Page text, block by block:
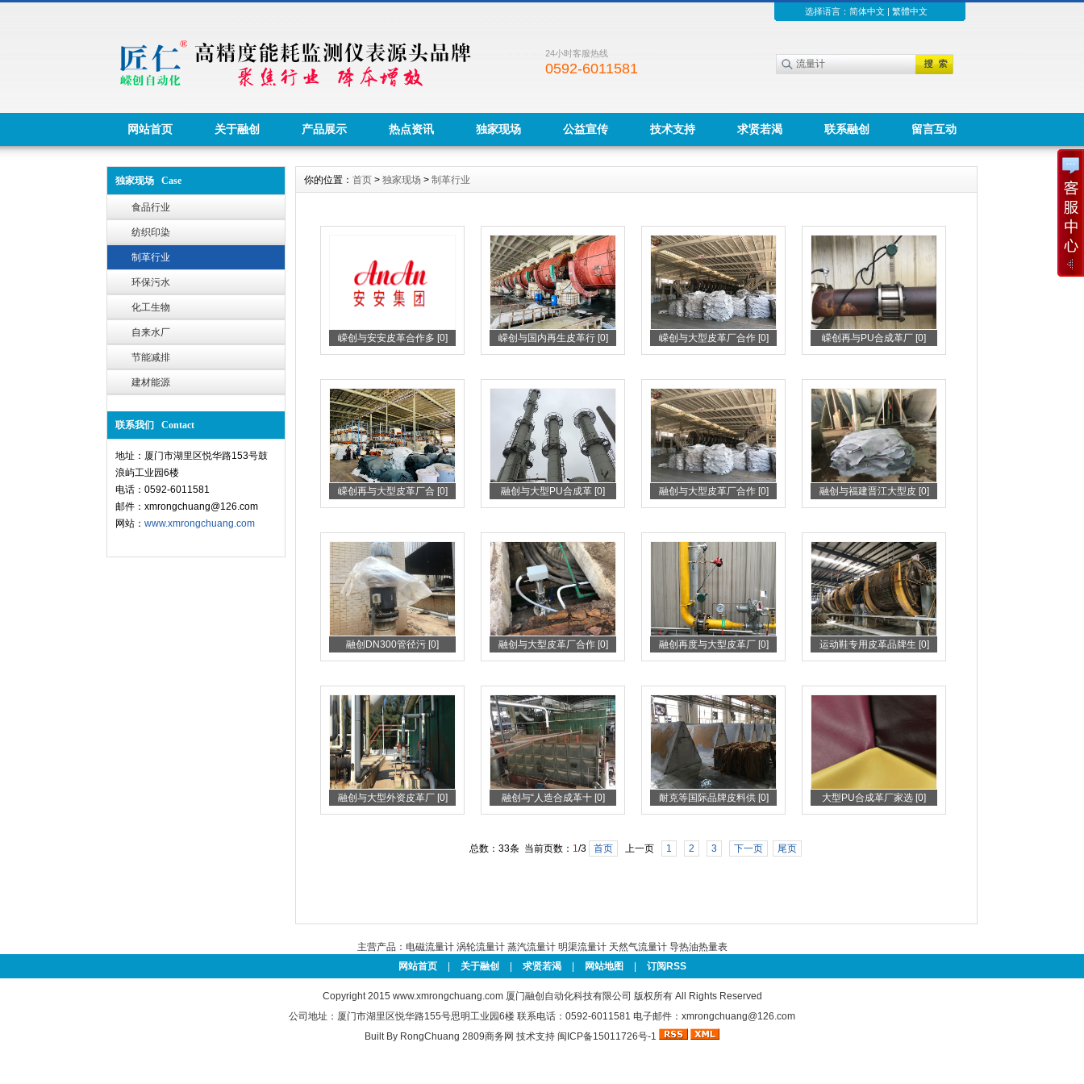
选择语言： 简体中文| 繁體中文
24小时客服热线
0592-6011581
网站首页 关于融创 产品展示 热点资讯 独家现场 公益宣传 技术支持 求贤若渴 联系融创 留言互动
独家现场 Case
食品行业
纺织印染
制革行业
环保污水
化工生物
自来水厂
节能减排
建材能源
联系我们 Contact
地址：厦门市湖里区悦华路153号鼓
浪屿工业园6楼
电话：0592-6011581
邮件：xmrongchuang@126.com
网站： www.xmrongchuang.com
你的位置： 首页 > 独家现场 > 制革行业
嵘创与安安皮革合作多 [0] 嵘创与国内再生皮革行 [0] 嵘创与大型皮革厂合作 [0] 嵘创再与PU合成革厂 [0]
嵘创再与大型皮革厂合 [0] 融创与大型PU合成革 [0] 融创与大型皮革厂合作 [0] 融创与福建晋江大型皮 [0]
融创DN300管径污 [0] 融创与大型皮革厂合作 [0] 融创再度与大型皮革厂 [0] 运动鞋专用皮革品牌生 [0]
融创与大型外资皮革厂 [0] 融创与“人造合成革十 [0] 耐克等国际品牌皮料供 [0] 大型PU合成革厂家选 [0]
总数：33条 当前页数： 1/3 首页 上一页 1 2 3 下一页 尾页
主营产品： 电磁流量计 涡轮流量计 蒸汽流量计 明渠流量计 天然气流量计 导热油热量表
网站首页
关于融创 求贤若渴 网站地图 订阅RSS
Copyright 2015 www.xmrongchuang.com厦门融创自动化科技有限公司 版权所有 All Rights Reserved
公司地址：厦门市湖里区悦华路155号思明工业园6楼 联系电话：0592-6011581 电子邮件：xmrongchuang@126.com
Built By RongChuang 2809商务网 技术支持 闽ICP备15011726号-1